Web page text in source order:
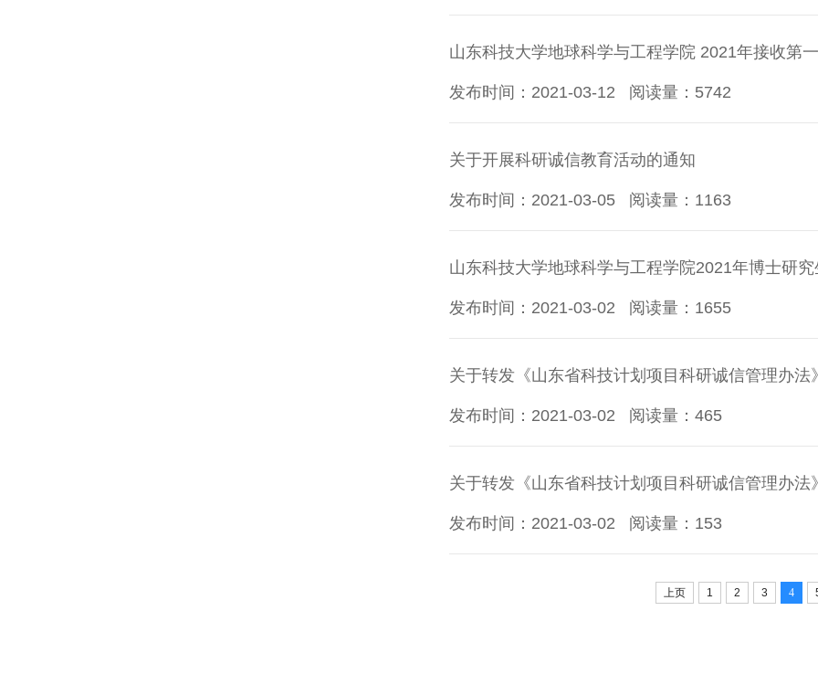
山东科技大学地球科学与工程学院 2021年接收第
发布时间：2021-03-12 阅读量： 5742
关于开展科研诚信教育活动的通知
发布时间：2021-03-05 阅读量： 1163
山东科技大学地球科学与工程学院2021年博士研究
发布时间：2021-03-02 阅读量： 1655
关于转发《山东省科技计划项目科研诚信管理办法
发布时间：2021-03-02 阅读量： 465
关于转发《山东省科技计划项目科研诚信管理办法
发布时间：2021-03-02 阅读量： 153
上页 1 2 3 4